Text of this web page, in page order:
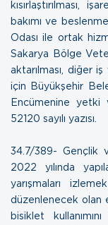
kısırlaştırılması,
bakımı ve
Odası ile ortak
Sakarya Bölge
aktarılması, diğer
için Büyükşehir
Encümenine yetki
52120 sayılı yazısı.
34.7/389- Gençlik
2022 yılında
yarışmaları
düzenlenecek olan
bisiklet